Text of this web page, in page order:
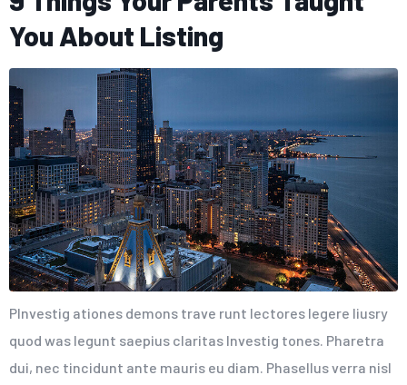
You About Listing
PInvestig ationes demons trave runt lectores legere liusry
quod was legunt saepius claritas Investig tones. Pharetra
dui, nec tincidunt ante mauris eu diam. Phasellus verra nisl